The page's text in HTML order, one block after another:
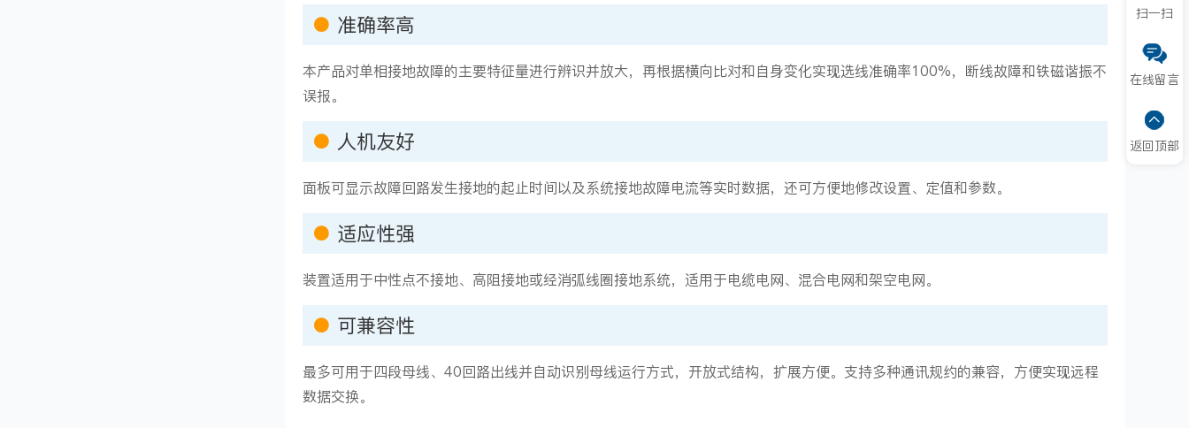
● 准确率高
本产品对单相接地故障的主要特征量进行辨识并放大，再根据横向比对和自身变化实现选线准确率100%，断线故障和铁磁谐振不
误报。
● 人机友好
面板可显示故障回路发生接地的起止时间以及系统接地故障电流等实时数据，还可方便地修改设置、定值和参数。
● 适应性强
装置适用于中性点不接地、高阻接地或经消弧线圈接地系统，适用于电缆电网、混合电网和架空电网。
● 可兼容性
最多可用于四段母线、40回路出线并自动识别母线运行方式，开放式结构，扩展方便。支持多种通讯规约的兼容，方便实现远程
数据交换。
扫一扫
在线留言
返回顶部